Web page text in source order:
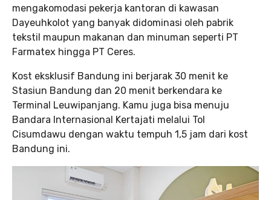
mengakomodasi pekerja kantoran di kawasan
Dayeuhkolot yang banyak didominasi oleh pabrik
tekstil maupun makanan dan minuman seperti PT
Farmatex hingga PT Ceres.
Kost eksklusif Bandung ini berjarak 30 menit ke
Stasiun Bandung dan 20 menit berkendara ke
Terminal Leuwipanjang. Kamu juga bisa menuju
Bandara Internasional Kertajati melalui Tol
Cisumdawu dengan waktu tempuh 1,5 jam dari kost
Bandung ini.